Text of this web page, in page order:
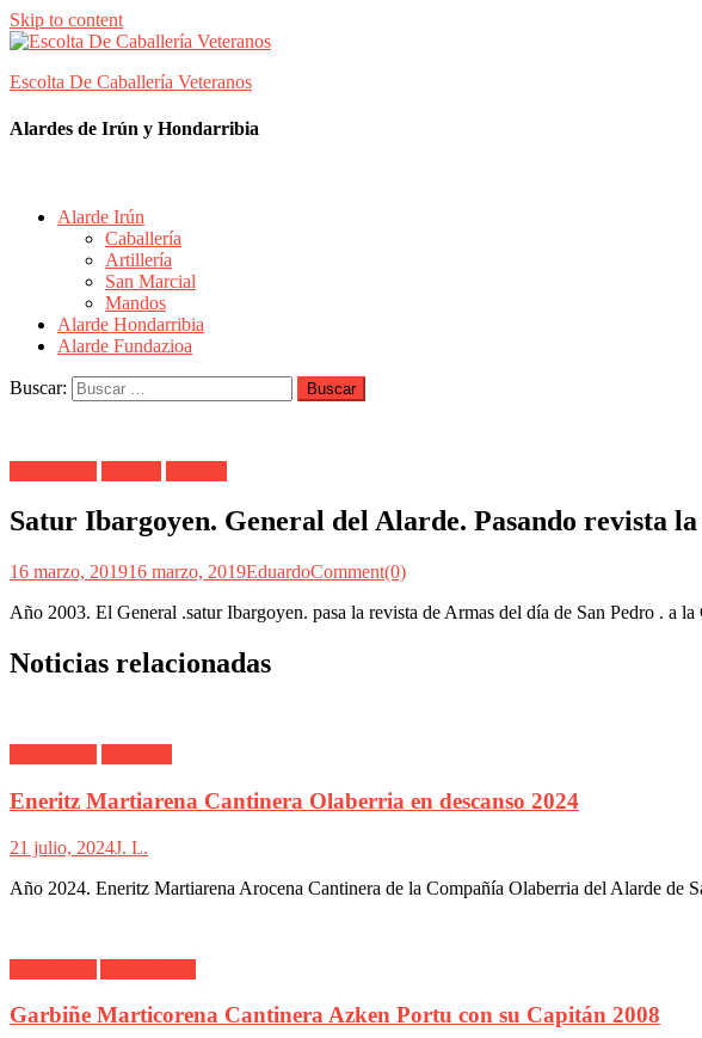
Skip to content
Escolta De Caballería Veteranos
Alardes de Irún y Hondarribia
Alarde Irún
Caballería
Artillería
San Marcial
Mandos
Alarde Hondarribia
Alarde Fundazioa
Buscar:
Satur Ibargoyen. General del Alarde. Pasando revista
16 marzo, 201916 marzo, 2019EduardoComment(0)
Año 2003. El General .satur Ibargoyen. pasa la revista de Armas del día de San Pedro . a
Noticias relacionadas
Eneritz Martiarena Cantinera Olaberria en descanso 2024
21 julio, 2024J. L.
Año 2024. Eneritz Martiarena Arocena Cantinera de la Compañía Olaberria del Alarde de
Garbiñe Marticorena Cantinera Azken Portu con su Capitán 2008